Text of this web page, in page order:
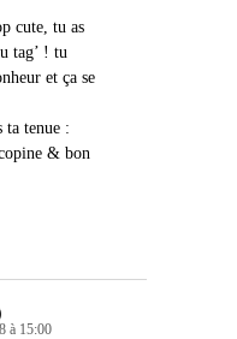
cute, tu as
tag’ ! tu
et ça se
ta tenue :
& bon
à 15:00